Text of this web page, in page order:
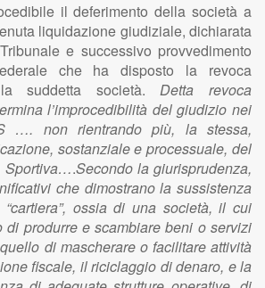
il deferimento della società a
liquidazione giudiziale, dichiarata
e successivo provvedimento
che ha disposto la revoca
suddetta società.Detta revoca
l’improcedibilità del giudizio nei
…. non rientrando più, la stessa,
sostanziale e processuale, del
Sportiva….Secondo la giurisprudenza,
che dimostrano la sussistenza
ossia di una società, il cui
produrre e scambiare beni o servizi
di mascherare o facilitare attività
fiscale, il riciclaggio di denaro, e la